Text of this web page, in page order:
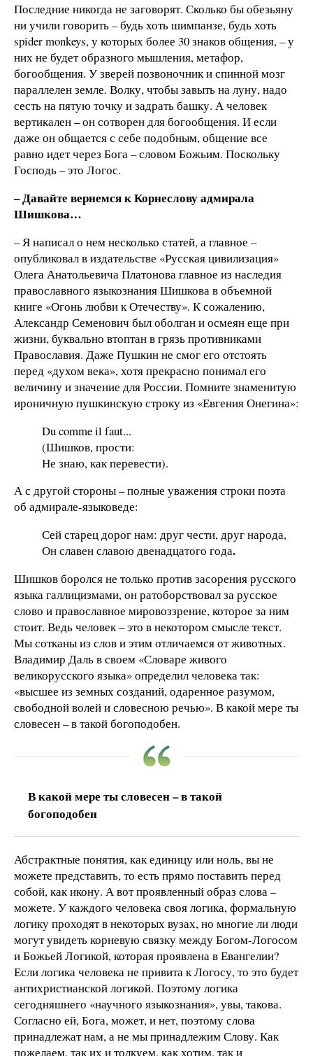
Последние никогда не заговорят. Сколько бы обезьяну
ни учили говорить – будь хоть шимпанзе, будь хоть
spider monkeys, у которых более 30 знаков общения, – у
них не будет образного мышления, метафор,
богообщения. У зверей позвоночник и спинной мозг
параллелен земле. Волку, чтобы завыть на луну, надо
сесть на пятую точку и задрать башку. А человек
вертикален – он сотворен для богообщения. И если
даже он общается с себе подобным, общение все
равно идет через Бога – словом Божьим. Поскольку
Господь – это Логос.
– Давайте вернемся к Корнеслову адмирала
Шишкова…
– Я написал о нем несколько статей, а главное –
опубликовал в издательстве «Русская цивилизация»
Олега Анатольевича Платонова главное из наследия
православного языкознания Шишкова в объемной
книге «Огонь любви к Отечеству». К сожалению,
Александр Семенович был оболган и осмеян еще при
жизни, буквально втоптан в грязь противниками
Православия. Даже Пушкин не смог его отстоять
перед «духом века», хотя прекрасно понимал его
величину и значение для России. Помните знаменитую
ироничную пушкинскую строку из «Евгения Онегина»:
Du comme il faut...
(Шишков, прости:
Не знаю, как перевести).
А с другой стороны – полные уважения строки поэта
об адмирале-языковеде:
Сей старец дорог нам: друг чести, друг народа,
Он славен славою двенадцатого года.
Шишков боролся не только против засорения русского
языка галлицизмами, он ратоборствовал за русское
слово и православное мировоззрение, которое за ним
стоит. Ведь человек – это в некотором смысле текст.
Мы сотканы из слов и этим отличаемся от животных.
Владимир Даль в своем «Словаре живого
великорусского языка» определил человека так:
«высшее из земных созданий, одаренное разумом,
свободной волей и словесною речью». В какой мере ты
словесен – в такой богоподобен.
В какой мере ты словесен – в такой
богоподобен
Абстрактные понятия, как единицу или ноль, вы не
можете представить, то есть прямо поставить перед
собой, как икону. А вот проявленный образ слова –
можете. У каждого человека своя логика, формальную
логику проходят в некоторых вузах, но многие ли люди
могут увидеть корневую связку между Богом-Логосом
и Божьей Логикой, которая проявлена в Евангелии?
Если логика человека не привита к Логосу, то это будет
антихристианской логикой. Поэтому логика
сегодняшнего «научного языкознания», увы, такова.
Согласно ей, Бога, может, и нет, поэтому слова
принадлежат нам, а не мы принадлежим Слову. Как
пожелаем, так их и толкуем, как хотим, так и